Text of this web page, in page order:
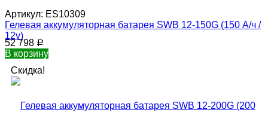
Артикул: ES10309
Гелевая аккумуляторная батарея SWB 12-150G (150 А/ч /
12v)
52 798 Р
В корзину
Скидка!